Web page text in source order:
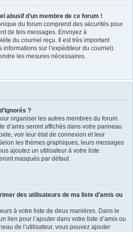
abusif d’un membre de ce forum !
du forum comprend des sécurités pour
de tels messages. Envoyez à
du courriel reçu. Il est très important
informations sur l’expéditeur du courriel).
les mesures nécessaires.
?
organiser les autres membres du forum.
d’amis seront affichés dans votre panneau
voir leur état de connexion et leur
les thèmes graphiques, leurs messages
ajoutez un utilisateur à votre liste
masqués par défaut.
des utilisateurs de ma liste d’amis ou
à votre liste de deux manières. Dans le
lien pour l’ajouter dans votre liste d’amis ou
de l’utilisateur, vous pouvez ajouter